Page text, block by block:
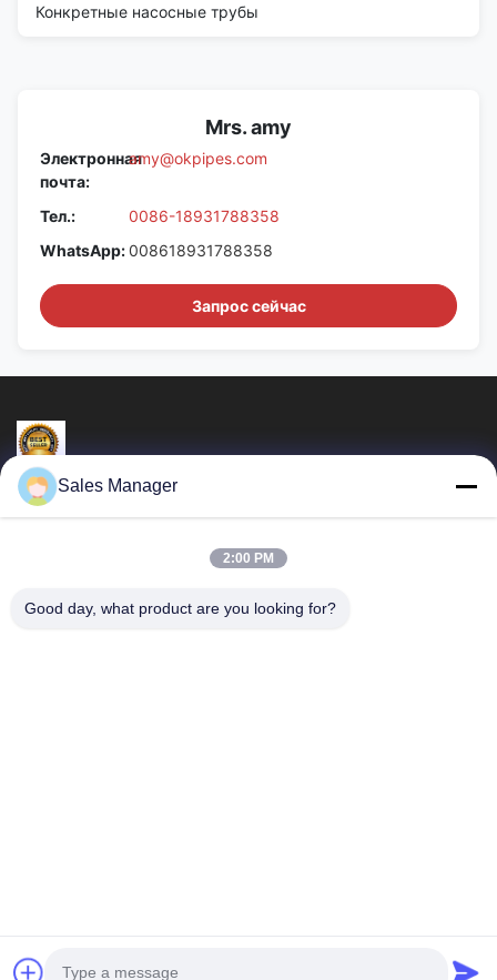
Конкретные насосные трубы
Mrs. amy
Электронная
почта:
amy@okpipes.com
Тел.:
0086-18931788358
WhatsApp:008618931788358
Запрос сейчас
BEST PIPELINE EQUIPMENT CO.,LTD
Sales Manager
2:00 PM
Good day, what product are you looking for?